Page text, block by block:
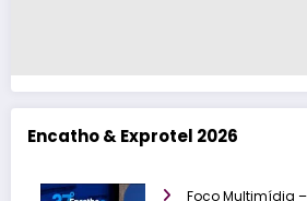
Encatho & Exprotel 2026
Foco Multimídia